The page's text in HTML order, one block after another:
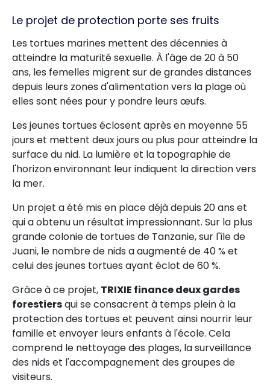
Le projet de protection porte ses fruits
Les tortues marines mettent des décennies à
atteindre la maturité sexuelle. À l'âge de 20 à 50
ans, les femelles migrent sur de grandes distances
depuis leurs zones d'alimentation vers la plage où
elles sont nées pour y pondre leurs œufs.
Les jeunes tortues éclosent après en moyenne 55
jours et mettent deux jours ou plus pour atteindre la
surface du nid. La lumière et la topographie de
l'horizon environnant leur indiquent la direction vers
la mer.
Un projet a été mis en place déjà depuis 20 ans et
qui a obtenu un résultat impressionnant. Sur la plus
grande colonie de tortues de Tanzanie, sur l'île de
Juani, le nombre de nids a augmenté de 40 % et
celui des jeunes tortues ayant éclot de 60 %.
Grâce à ce projet, TRIXIE finance deux gardes
forestiersqui se consacrent à temps plein à la
protection des tortues et peuvent ainsi nourrir leur
famille et envoyer leurs enfants à l'école. Cela
comprend le nettoyage des plages, la surveillance
des nids et l'accompagnement des groupes de
visiteurs.